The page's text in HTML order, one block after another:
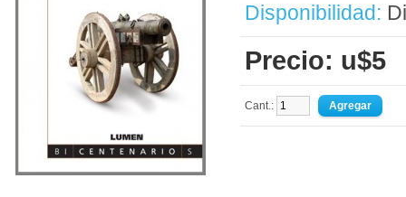
Disponibilidad:
Precio: u$5
Cant.: